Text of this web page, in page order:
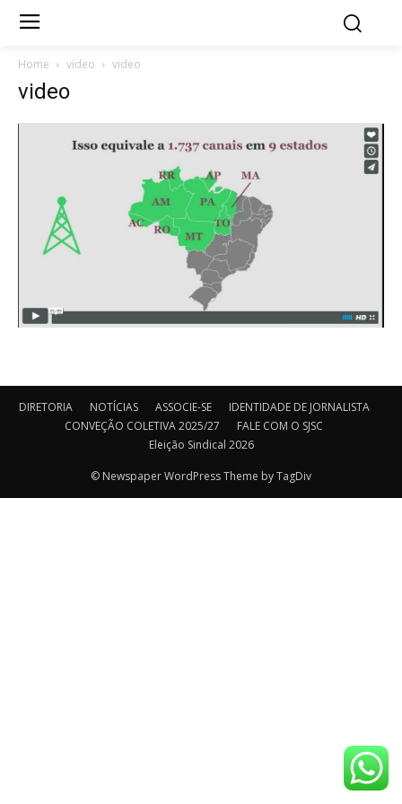
Home video video
video
DIRETORIA NOTÍCIAS ASSOCIE-SE
IDENTIDADE DE JORNALISTA
CONVEÇÃO COLETIVA 2025/27
FALE COM O SJSC
Eleição Sindical 2026
© Newspaper WordPress Theme by TagDiv